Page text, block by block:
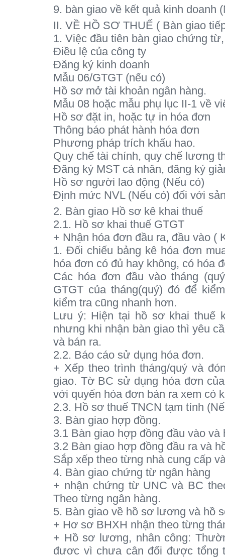
9. bàn giao về kết quả kinh doanh
II. VỀ HỒ SƠ THUẾ ( Bàn giao
1. Việc đầu tiên bàn giao chứng
Điều lệ của công ty
Đăng ký kinh doanh
Mẫu 06/GTGT (nếu có)
Hồ sơ mở tài khoản ngân hàng.
Mẫu 08 hoặc mẫu phụ lục II-1 về
Hồ sơ đặt in, hoặc tự in hóa đơn
Thông báo phát hành hóa đơn
Phương pháp trích khấu hao.
Quy chế tài chính, quy chế lương
Đăng ký MST cá nhân, đăng ký
Hồ sơ người lao động (Nếu có)
Định mức NVL (Nếu có) đối với
2. Bàn giao Hồ sơ kê khai thuế
2.1. Hồ sơ khai thuế GTGT
+ Nhận hóa đơn đầu ra, đầu vào (
1. Đối chiếu bảng kê hóa đơn
hóa đơn có đủ hay không, có hóa
Các hóa đơn đầu vào tháng
GTGT của tháng(quý) đó để
kiểm tra cũng nhanh hơn.
Lưu ý: Hiện tại hồ sơ khai thuế
nhưng khi nhận bàn giao thì yêu
và bán ra.
2.2. Báo cáo sử dụng hóa đơn.
+ Xếp theo trình tháng/quý và
giao. Tờ BC sử dụng hóa đơn
với quyển hóa đơn bán ra xem có
2.3. Hồ sơ thuế TNCN tạm tính
3. Bàn giao hợp đồng.
3.1 Bàn giao hợp đồng đầu vào và
3.2 Bàn giao hợp đồng đầu ra và
Sắp xếp theo từng nhà cung cấp
4. Bàn giao chứng từ ngân hàng
+ nhận chứng từ UNC và BC
Theo từng ngân hàng.
5. Bàn giao về hồ sơ lương và hồ
+ Hơ sơ BHXH nhận theo từng
+ Hồ sơ lương, nhân công:
đươc vì chưa cân đối được tổng